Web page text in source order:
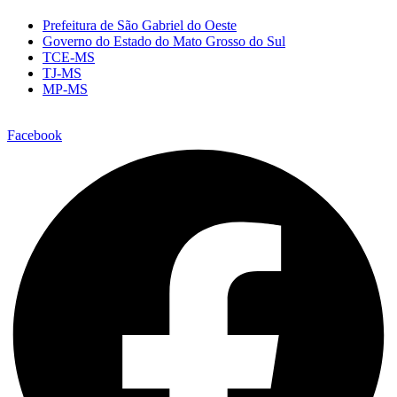
Prefeitura de São Gabriel do Oeste
Governo do Estado do Mato Grosso do Sul
TCE-MS
TJ-MS
MP-MS
Facebook